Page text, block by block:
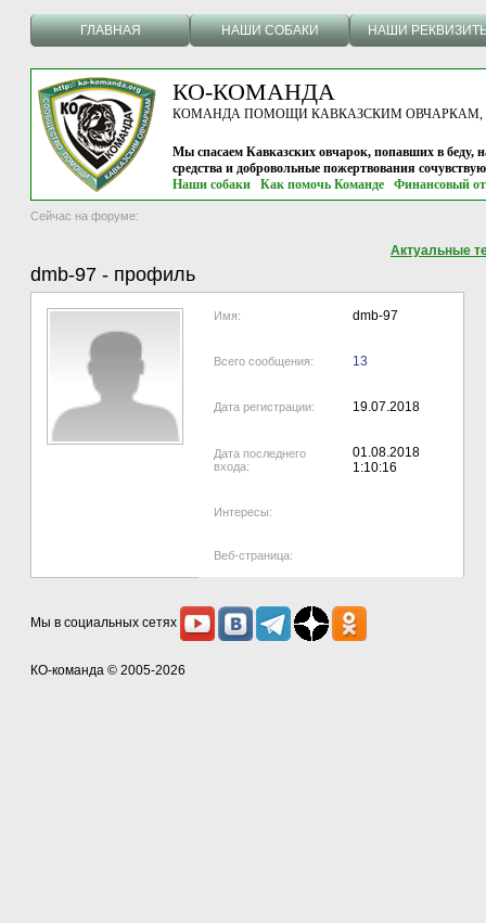
ГЛАВНАЯ НАШИ СОБАКИ НАШИ
КО-КОМАНДА
КОМАНДА ПОМОЩИ КАВКАЗСКИМ ОВЧАРКАМ, г.
Мы спасаем Кавказских овчарок, попавших в беду,
средства и добровольные пожертвования
Наши собаки
Как помочь Команде Финансовый
Сейчас на форуме:
Актуальные
dmb-97 - профиль
Имя: dmb-97
Всего сообщения: 13
Дата регистрации: 19.07.2018
Дата последнего
входа:
01.08.2018
1:10:16
Интересы:
Веб-страница:
Мы в социальных сетях
КО-команда © 2005-2026